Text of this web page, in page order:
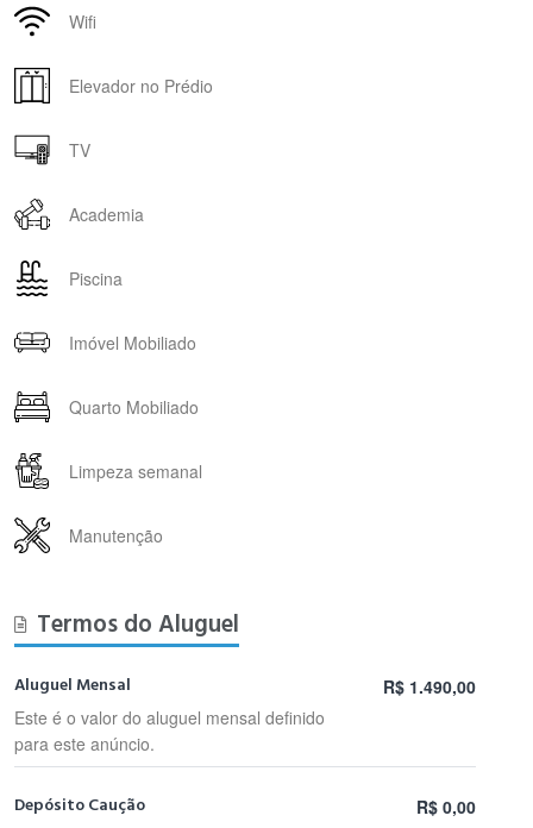
Wifi
Elevador no Prédio
TV
Academia
Piscina
Imóvel Mobiliado
Quarto Mobiliado
Limpeza semanal
Manutenção
Termos do Aluguel
Aluguel Mensal
Este é o valor do aluguel mensal definido
para este anúncio.
R$ 1.490,00
Depósito Caução
R$ 0,00